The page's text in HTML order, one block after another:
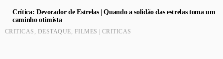
Crítica: Devorador de Estrelas | Quando a solidão das estrelas toma um
caminho otimista
CRITICAS , DESTAQUE, FILMES | CRITICAS